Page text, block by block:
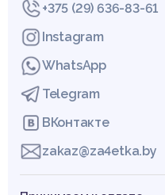
+375 (29) 636-83-61
Instagram
WhatsApp
Telegram
ВКонтакте
zakaz@za4etka.by